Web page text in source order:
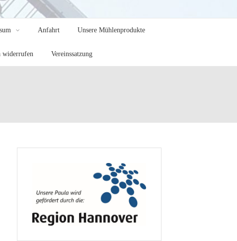
Anfahrt Unsere Mühlenprodukte
widerrufen Vereinssatzung